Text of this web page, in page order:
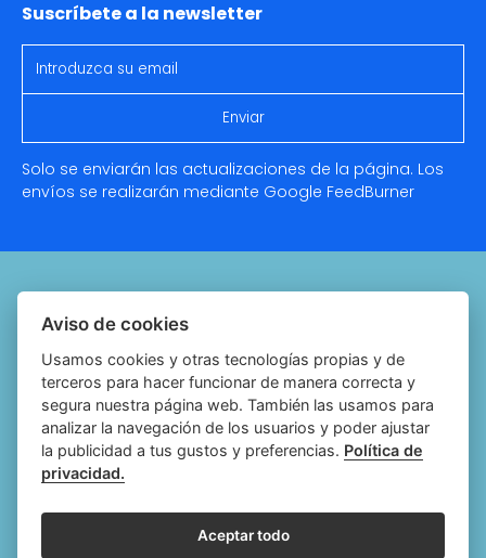
Suscríbete a la newsletter
Solo se enviarán las actualizaciones de la página. Los
envíos se realizarán mediante Google FeedBurner
Política de cookies
Política de privacidad
Aviso legal
Configurar cookies
Aviso de cookies
Usamos cookies y otras tecnologías propias y de
terceros para hacer funcionar de manera correcta y
segura nuestra página web. También las usamos para
analizar la navegación de los usuarios y poder ajustar
la publicidad a tus gustos y preferencias. Política de
privacidad.
Aceptar todo